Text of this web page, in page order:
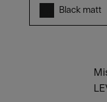
Black matt